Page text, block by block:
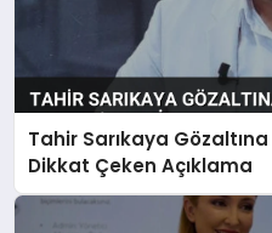
Tahir Sarıkaya
Dikkat Çeken Açıklama